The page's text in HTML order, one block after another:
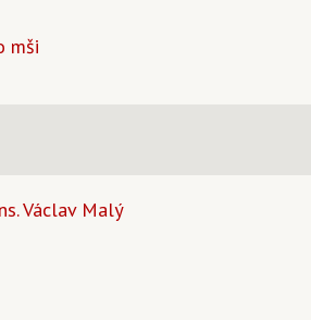
mši
Václav Malý